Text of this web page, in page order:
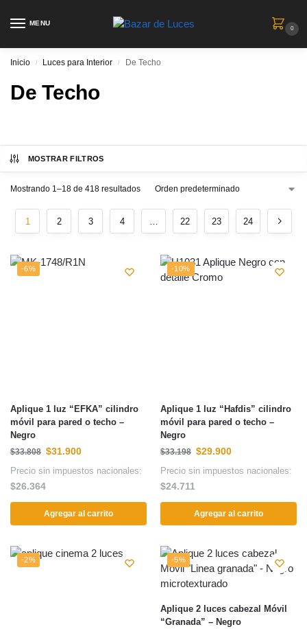
MENU
0
Inicio / Luces para Interior / De Techo
De Techo
MOSTRAR FILTROS
Mostrando 1–18 de 418 resultados
1 2 3 4 … 22 23 24
-6%
Aplique 1 luz “EFKA” cilindro
móvil para pared o techo –
Negro
$33.808 $31.900
Precio sin impuestos nacionales:
$26.364
Agregar al carrito
-10%
Aplique 1 luz “Hafdis” cilindro
móvil para pared o techo –
Negro
$33.198 $29.900
Precio sin impuestos nacionales:
$24.711
Agregar al carrito
-2% -5%
Aplique 2 luces cabezal Móvil
“Granada” – Negro